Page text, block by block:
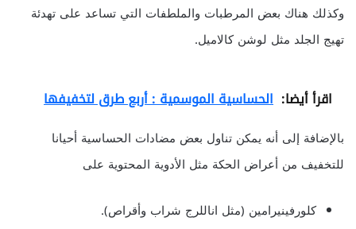
وكذلك هناك بعض المرطبات والملطفات التي تساعد على تهدئة
تهيج الجلد مثل لوشن كالاميل.
اقرأ أيضا: الحساسية الموسمية : أربع طرق لتخفيفها
بالإضافة إلى أنه يمكن تناول بعض مضادات الحساسية أحيانا
للتخفيف من أعراض الحكة مثل الأدوية المحتوية على
كلورفينيرامين (مثل اناللرج شراب وأقراص).